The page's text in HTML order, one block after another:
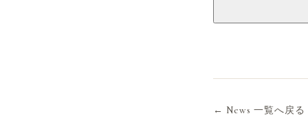
← News 一覧へ戻る